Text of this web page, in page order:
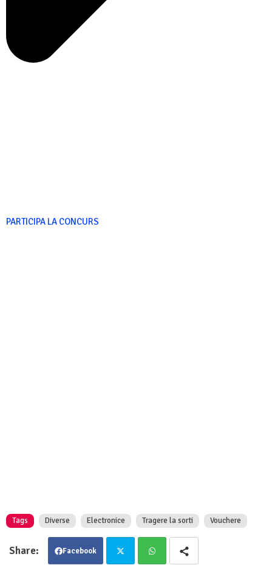
PARTICIPA LA CONCURS
Tags Diverse Electronice Tragere la sorti Vouchere
Facebook